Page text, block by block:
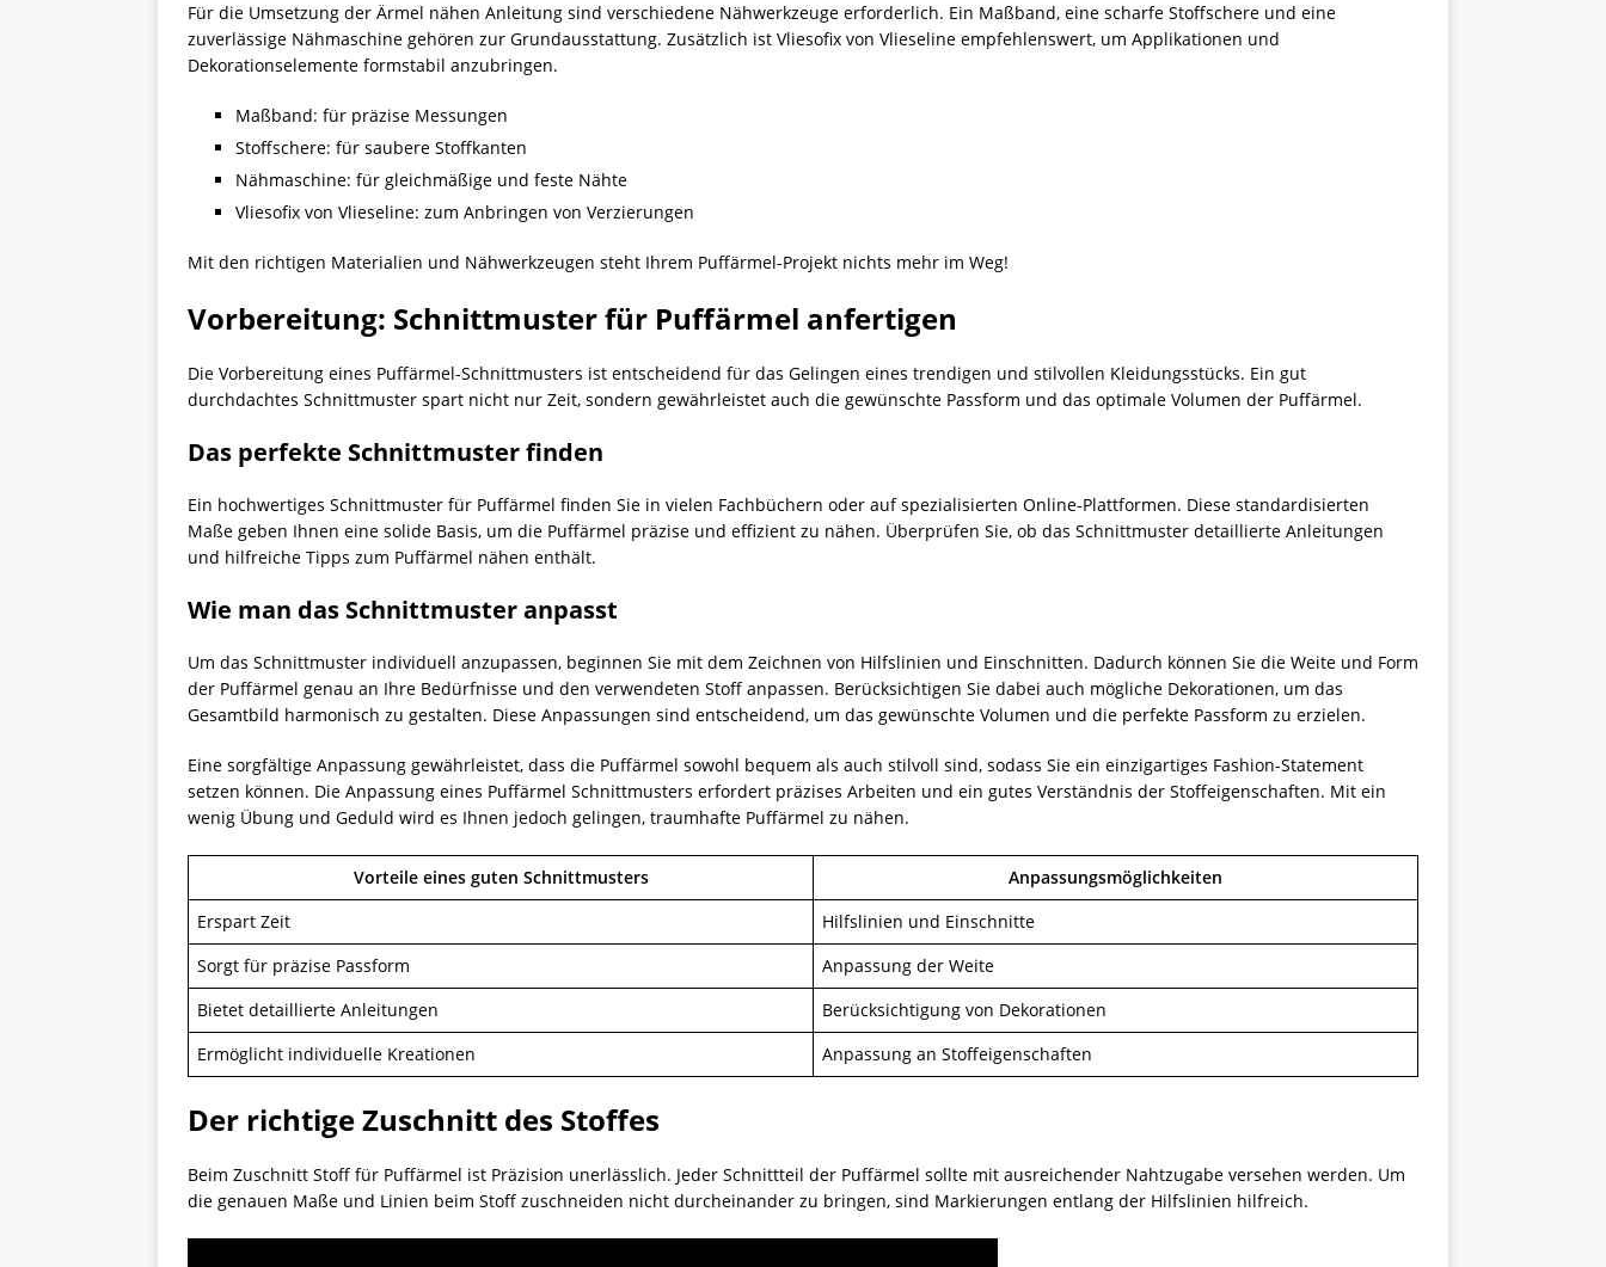
Für die Umsetzung der Ärmel nähen Anleitung sind verschiedene Nähwerkzeuge erforderlich. Ein Maßband, eine scharfe Stoffschere und eine
zuverlässige Nähmaschine gehören zur Grundausstattung. Zusätzlich ist Vliesofix von Vlieseline empfehlenswert, um Applikationen und
Dekorationselemente formstabil anzubringen.
Maßband: für präzise Messungen
Stoffschere: für saubere Stoffkanten
Nähmaschine: für gleichmäßige und feste Nähte
Vliesofix von Vlieseline: zum Anbringen von Verzierungen
Mit den richtigen Materialien und Nähwerkzeugen steht Ihrem Puffärmel-Projekt nichts mehr im Weg!
Vorbereitung: Schnittmuster für Puffärmel anfertigen
Die Vorbereitung eines Puffärmel-Schnittmusters ist entscheidend für das Gelingen eines trendigen und stilvollen Kleidungsstücks. Ein gut
durchdachtes Schnittmuster spart nicht nur Zeit, sondern gewährleistet auch die gewünschte Passform und das optimale Volumen der Puffärmel.
Das perfekte Schnittmuster finden
Ein hochwertiges Schnittmuster für Puffärmel finden Sie in vielen Fachbüchern oder auf spezialisierten Online-Plattformen. Diese standardisierten
Maße geben Ihnen eine solide Basis, um die Puffärmel präzise und effizient zu nähen. Überprüfen Sie, ob das Schnittmuster detaillierte Anleitungen
und hilfreiche Tipps zum Puffärmel nähen enthält.
Wie man das Schnittmuster anpasst
Um das Schnittmuster individuell anzupassen, beginnen Sie mit dem Zeichnen von Hilfslinien und Einschnitten. Dadurch können Sie die Weite und Form
der Puffärmel genau an Ihre Bedürfnisse und den verwendeten Stoff anpassen. Berücksichtigen Sie dabei auch mögliche Dekorationen, um das
Gesamtbild harmonisch zu gestalten. Diese Anpassungen sind entscheidend, um das gewünschte Volumen und die perfekte Passform zu erzielen.
Eine sorgfältige Anpassung gewährleistet, dass die Puffärmel sowohl bequem als auch stilvoll sind, sodass Sie ein einzigartiges Fashion-Statement
setzen können. Die Anpassung eines Puffärmel Schnittmusters erfordert präzises Arbeiten und ein gutes Verständnis der Stoffeigenschaften. Mit ein
wenig Übung und Geduld wird es Ihnen jedoch gelingen, traumhafte Puffärmel zu nähen.
Vorteile eines guten Schnittmusters
Anpassungsmöglichkeiten
Erspart Zeit
Hilfslinien und Einschnitte
Sorgt für präzise Passform
Anpassung der Weite
Bietet detaillierte Anleitungen
Berücksichtigung von Dekorationen
Ermöglicht individuelle Kreationen
Anpassung an Stoffeigenschaften
Der richtige Zuschnitt des Stoffes
Beim Zuschnitt Stoff für Puffärmel ist Präzision unerlässlich. Jeder Schnittteil der Puffärmel sollte mit ausreichender Nahtzugabe versehen werden. Um
die genauen Maße und Linien beim Stoff zuschneiden nicht durcheinander zu bringen, sind Markierungen entlang der Hilfslinien hilfreich.